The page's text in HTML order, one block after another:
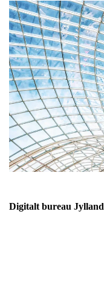
Digitalt bureau Jylland